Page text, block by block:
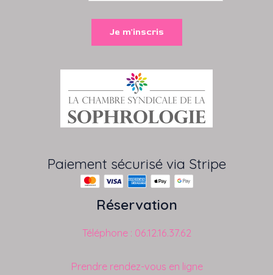
Paiement sécurisé via Stripe
Réservation
Téléphone : 06.12.16.37.62
Prendre rendez-vous en ligne